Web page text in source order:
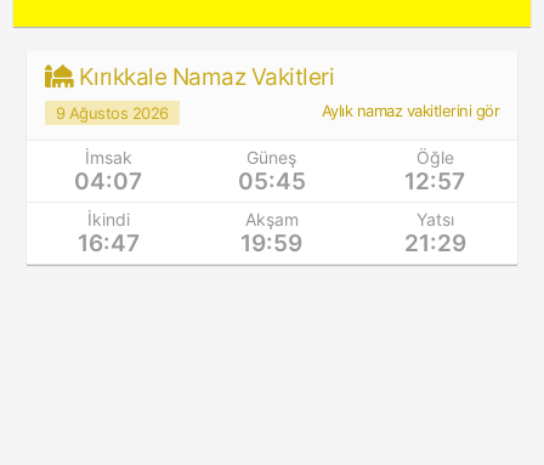
Kırıkkale Namaz Vakitleri
9 Ağustos 2026 Aylık namaz vakitlerini gör
İmsak
04:07
Güneş
05:45
Öğle
12:57
İkindi
16:47
Akşam
19:59
Yatsı
21:29